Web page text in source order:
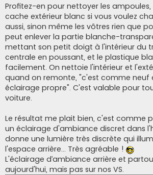
Profitez-en pour nettoyer les
cache extérieur blanc si vous voulez
aussi, sinon même les vôtres rien que
peut enlever la partie blanche-
mettant son petit doigt à l'intérieur du
centrale en poussant, et le plastique
facilement. On nettoie l'intérieur et
quand on remonte, "c'est comme neuf
éclairage propre". C'est valable pour
voiture.
Le résultat me plait bien, c'est comme
un éclairage d'ambiance discret dans
donne une lumière très discrète qui
l'espace arrière... Très agréable !
L'éclairage d’ambiance arrière et
aujourd'hui, mais pas sur nos VS.